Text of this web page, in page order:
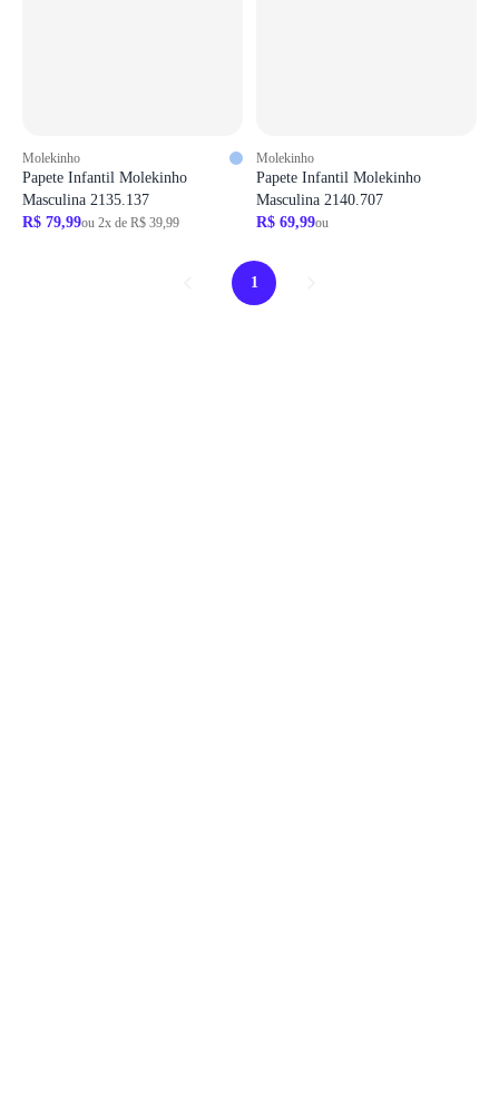
Molekinho
Papete Infantil Molekinho
Masculina 2135.137
R$ 79,99ou 2x de R$ 39,99
Molekinho
Papete Infantil Molekinho
Masculina 2140.707
R$ 69,99ou
1